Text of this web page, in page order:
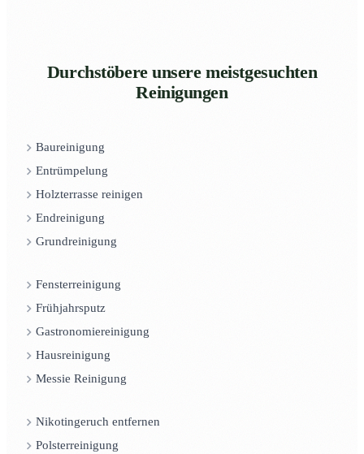
Durchstöbere unsere meistgesuchten
Reinigungen
Baureinigung
Entrümpelung
Holzterrasse reinigen
Endreinigung
Grundreinigung
Fensterreinigung
Frühjahrsputz
Gastronomiereinigung
Hausreinigung
Messie Reinigung
Nikotingeruch entfernen
Polsterreinigung